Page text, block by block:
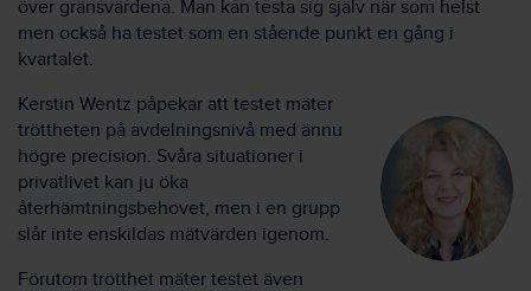
över gränsvärdena. Man kan testa sig själv när som helst
men också ha testet som en stående punkt en gång i
kvartalet.
Kerstin Wentz påpekar att testet mäter
tröttheten på avdelningsnivå med ännu
högre precision. Svåra situationer i
privatlivet kan ju öka
återhämtningsbehovet, men i en grupp
slår inte enskildas mätvärden igenom.
Förutom trötthet mäter testet även